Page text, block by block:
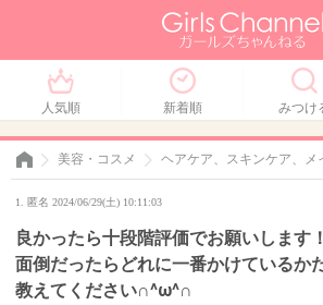
人気順 新着順 みつけ
美容・コスメ ヘアケア、スキンケア、
1. 匿名 2024/06/29(土) 10:11:03
良かったら十段階評価でお願いします！
面倒だったらどれに一番かけているか
教えてください∩^ω^∩